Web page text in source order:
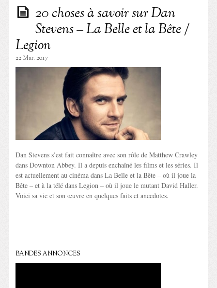
20 choses à savoir sur Dan
Stevens – La Belle et la Bête /
Legion
22 Mar. 2017
Dan Stevens s’est fait connaître avec son rôle de Matthew Crawley
dans Downton Abbey. Il a depuis enchaîné les films et les séries. Il
est actuellement au cinéma dans La Belle et la Bête – où il joue la
Bête – et à la télé dans Legion – où il joue le mutant David Haller.
Voici sa vie et son œuvre en quelques faits et anecdotes.
BANDES ANNONCES